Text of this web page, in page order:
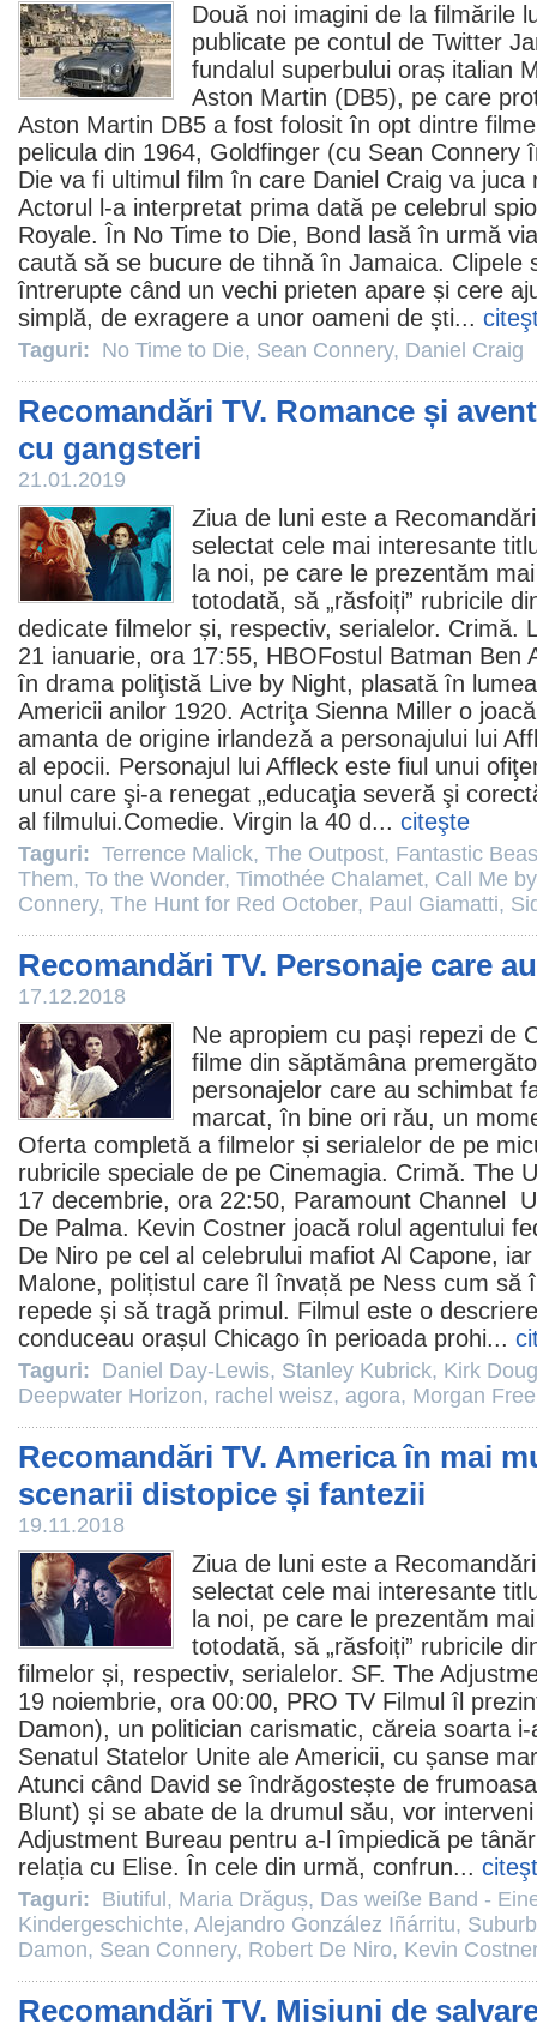
Două noi imagini de la filmările
publicate pe contul de Twitter
fundalul superbului oraș italian
Aston Martin (DB5), pe care
Aston Martin DB5 a fost folosit în opt dintre
pelicula din 1964, Goldfinger (cu Sean Connery
Die va fi ultimul film în care Daniel Craig va juca
Actorul l-a interpretat prima dată pe celebrul
Royale. În No Time to Die, Bond lasă în urmă
caută să se bucure de tihnă în Jamaica. Clipele
întrerupte când un vechi prieten apare și cere
simplă, de exragere a unor oameni de ști...
Taguri: No Time to Die, Sean Connery, Daniel Craig
Recomandări TV. Romance și
cu gangsteri
21.01.2019
Ziua de luni este a
selectat cele mai interesante
la noi, pe care le prezentăm
totodată, să „răsfoiți” rubricile
dedicate filmelor și, respectiv, serialelor. Crimă.
21 ianuarie, ora 17:55, HBOFostul Batman Ben
în drama poliţistă Live by Night, plasată în
Americii anilor 1920. Actriţa Sienna Miller o
amanta de origine irlandeză a personajului lui
al epocii. Personajul lui Affleck este fiul unui
unul care şi-a renegat „educaţia severă şi
al filmului.Comedie. Virgin la 40 d... citeşte
Taguri: Terrence Malick, The Outpost, Fantastic
Them, To the Wonder, Timothée Chalamet, Call Me
Connery, The Hunt for Red October, Paul Giamatti,
Recomandări TV. Personaje care
17.12.2018
Ne apropiem cu pași repezi de
filme din săptămâna
personajelor care au schimbat
marcat, în bine ori rău, un
Oferta completă a filmelor și serialelor de pe
rubricile speciale de pe Cinemagia. Crimă. The
17 decembrie, ora 22:50, Paramount Channel
De Palma. Kevin Costner joacă rolul agentului
De Niro pe cel al celebrului mafiot Al Capone,
Malone, polițistul care îl învață pe Ness cum să
repede și să tragă primul. Filmul este o
conduceau orașul Chicago în perioada prohi...
Taguri: Daniel Day-Lewis, Stanley Kubrick, Kirk
Deepwater Horizon, rachel weisz, agora, Morgan
Recomandări TV. America în mai
scenarii distopice și fantezii
19.11.2018
Ziua de luni este a
selectat cele mai interesante
la noi, pe care le prezentăm
totodată, să „răsfoiți” rubricile
filmelor și, respectiv, serialelor. SF. The
19 noiembrie, ora 00:00, PRO TV Filmul îl
Damon), un politician carismatic, căreia soarta
Senatul Statelor Unite ale Americii, cu șanse
Atunci când David se îndrăgostește de
Blunt) și se abate de la drumul său, vor
Adjustment Bureau pentru a-l împiedică pe
relația cu Elise. În cele din urmă, confrun...
Taguri: Biutiful , Maria Drăguș, Das weiße Band -
Kindergeschichte, Alejandro González Iñárritu,
Damon, Sean Connery, Robert De Niro, Kevin
Recomandări TV. Misiuni de